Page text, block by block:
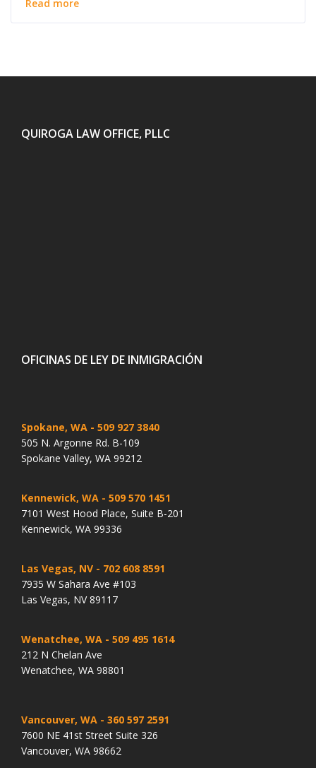
Read more
QUIROGA LAW OFFICE, PLLC
OFICINAS DE LEY DE INMIGRACIÓN
Spokane, WA - 509 927 3840
505 N. Argonne Rd. B-109
Spokane Valley, WA 99212
Kennewick, WA - 509 570 1451
7101 West Hood Place, Suite B-201
Kennewick, WA 99336
Las Vegas, NV - 702 608 8591
7935 W Sahara Ave #103
Las Vegas, NV 89117
Wenatchee, WA - 509 495 1614
212 N Chelan Ave
Wenatchee, WA 98801
Vancouver, WA - 360 597 2591
7600 NE 41st Street Suite 326
Vancouver, WA 98662